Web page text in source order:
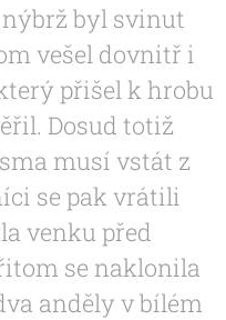
byl svinut
vešel dovnitř i
přišel k hrobu
Dosud totiž
musí vstát z
se pak vrátili
venku před
se naklonila
anděly v bílém